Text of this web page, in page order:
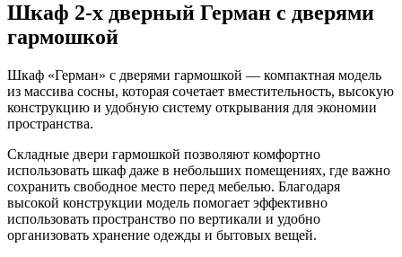
Шкаф 2-х дверный Герман с дверями
гармошкой
Шкаф «Герман» с дверями гармошкой — компактная модель
из массива сосны, которая сочетает вместительность, высокую
конструкцию и удобную систему открывания для экономии
пространства.
Складные двери гармошкой позволяют комфортно
использовать шкаф даже в небольших помещениях, где важно
сохранить свободное место перед мебелью. Благодаря
высокой конструкции модель помогает эффективно
использовать пространство по вертикали и удобно
организовать хранение одежды и бытовых вещей.